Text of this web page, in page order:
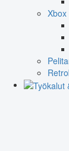
Xbox